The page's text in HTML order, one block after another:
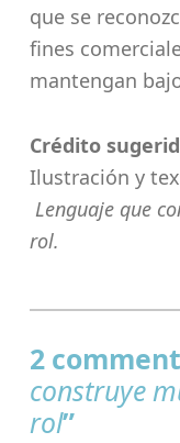
que se
fines
mantengan
Crédito
Ilustración y
Lenguaje que
rol.
2
construye
rol”